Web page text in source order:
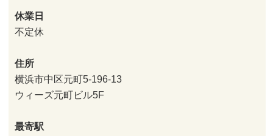
休業日
不定休
住所
横浜市中区元町5-196-13
ウィーズ元町ビル5F
最寄駅